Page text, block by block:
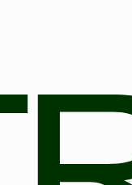
door EVENTRA voor